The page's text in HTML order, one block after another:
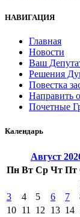
НАВИГАЦИЯ
Главная
Новости
Ваш
Решения
Повестка
Направить
Почетные
Календарь
Август
Пн Вт Ср Чт Пт
3
4 5 6 7
10 11 12 13 14